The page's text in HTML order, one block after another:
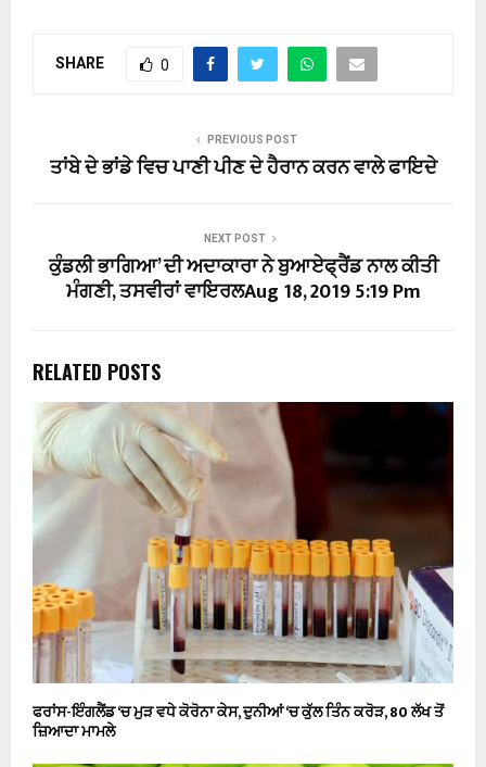
SHARE 0
PREVIOUS POST
ਤਾਂਬੇ ਦੇ ਭਾਂਡੇ ਵਿਚ ਪਾਣੀ ਪੀਣ ਦੇ ਹੈਰਾਨ ਕਰਨ ਵਾਲੇ ਫਾਇਦੇ
NEXT POST
ਕੁੰਡਲੀ ਭਾਗਿਆ’ ਦੀ ਅਦਾਕਾਰਾ ਨੇ ਬੁਆਏਫ੍ਰੈਂਡ ਨਾਲ ਕੀਤੀ
ਮੰਗਣੀ, ਤਸਵੀਰਾਂ ਵਾਇਰਲAug 18, 2019 5:19 Pm
RELATED POSTS
ਫਰਾਂਸ-ਇੰਗਲੈਂਡ ‘ਚ ਮੁੜ ਵਧੇ ਕੋਰੋਨਾ ਕੇਸ, ਦੁਨੀਆਂ ‘ਚ ਕੁੱਲ ਤਿੰਨ ਕਰੋੜ, 80 ਲੱਖ ਤੋਂ
ਜ਼ਿਆਦਾ ਮਾਮਲੇ